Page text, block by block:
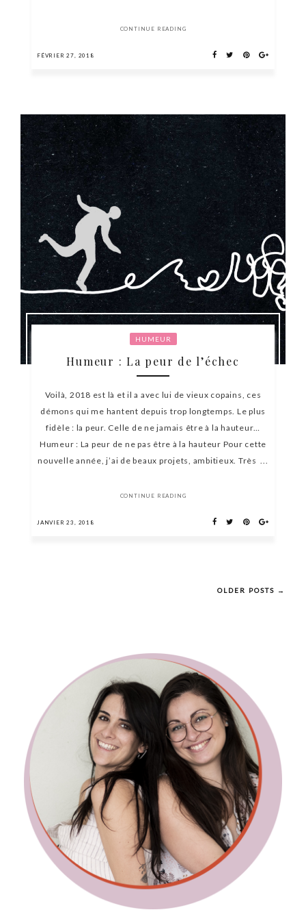
CONTINUE READING
FÉVRIER 27, 2018
HUMEUR
Humeur : La peur de l’échec
Voilà, 2018 est là et il a avec lui de vieux copains, ces
démons qui me hantent depuis trop longtemps. Le plus
fidèle : la peur. Celle de ne jamais être à la hauteur…
Humeur : La peur de ne pas être à la hauteur Pour cette
nouvelle année, j’ai de beaux projets, ambitieux. Très ...
CONTINUE READING
JANVIER 23, 2018
OLDER POSTS →